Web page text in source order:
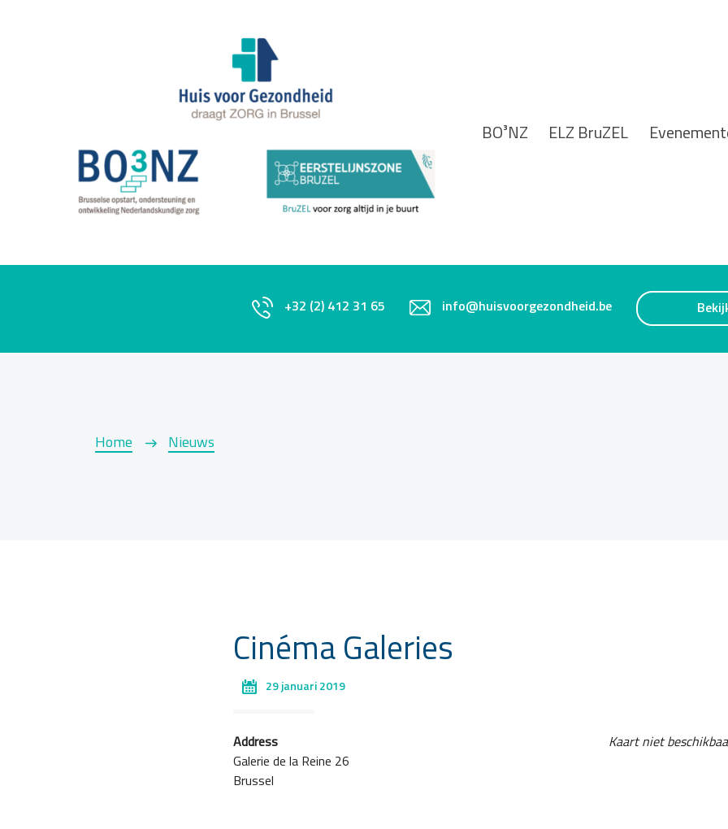
BO³NZ ELZ BruZEL
+32 (2) 412 31 65 info@huisvoorgezondheid.be
Home Nieuws
Cinéma Galeries
29 januari 2019
Kaart niet
Address
Galerie de la Reine 26
Brussel